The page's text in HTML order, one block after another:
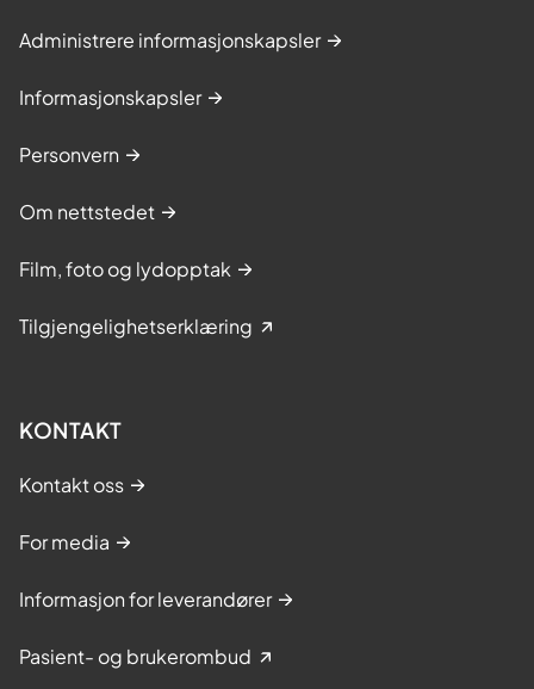
Administrere informasjonskapsler
Informasjonskapsler
Personvern
Om nettstedet
Film, foto og lydopptak
Tilgjengelighetserklæring
KONTAKT
Kontakt oss
For media
Informasjon for leverandører
Pasient- og brukerombud